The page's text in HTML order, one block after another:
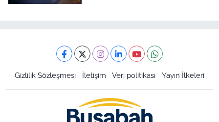
Gizlilik Sözleşmesi İletişim Veri politikası Yayın İlkeleri